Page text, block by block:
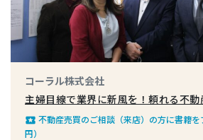
コーラル株式会社
主婦目線で業界に新風を！頼れる不
local_play 不動産売買のご相談（来店）の方に書籍
円）